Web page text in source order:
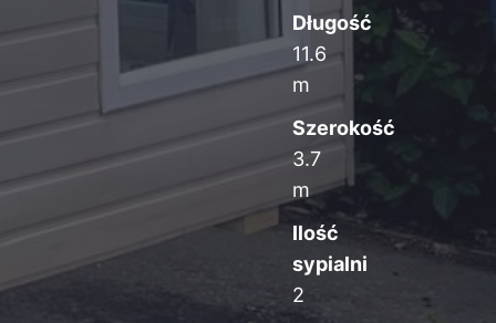
Długość
11.6
m
Szerokość
3.7
m
Ilość
sypialni
2